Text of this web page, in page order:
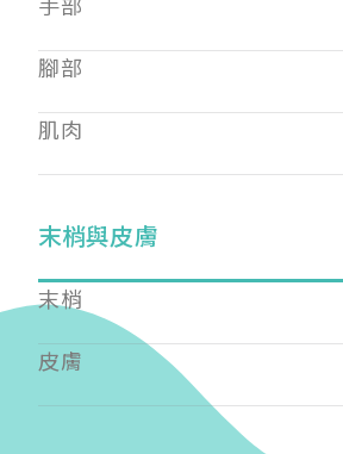
腳部
肌肉
末梢與皮膚
末梢
皮膚
會審核通過後即通知您進行繳費，
【會費】
個人會員:
入會費新臺幣1200元，於會員入
費1200元，於每年度繳納。
費3000元，於每年度繳納。
戶名: 社團法人台灣自律神經健康
帳號: 003-03-501566-2
銀行: (013) 國泰世華 南京東路分